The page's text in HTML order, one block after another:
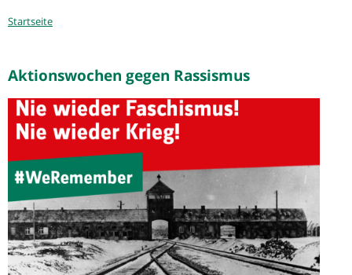
Sie
Startseite
Aktionswochen gegen Rassismus